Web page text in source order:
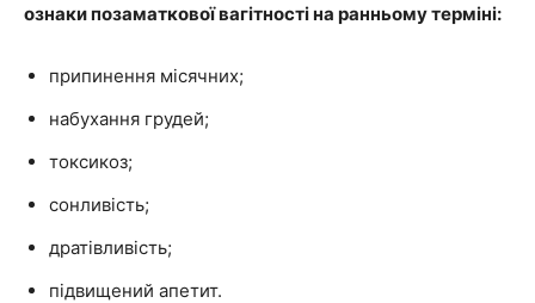
ознаки позаматкової вагітності на ранньому терміні:
припинення місячних;
набухання грудей;
токсикоз;
сонливість;
дратівливість;
підвищений апетит.